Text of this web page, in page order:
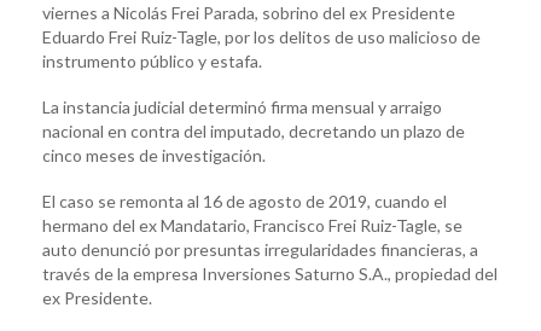
viernes a Nicolás Frei Parada, sobrino del ex Presidente
Eduardo Frei Ruiz-Tagle, por los delitos de uso malicioso de
instrumento público y estafa.
La instancia judicial determinó firma mensual y arraigo
nacional en contra del imputado, decretando un plazo de
cinco meses de investigación.
El caso se remonta al 16 de agosto de 2019, cuando el
hermano del ex Mandatario, Francisco Frei Ruiz-Tagle, se
auto denunció por presuntas irregularidades financieras, a
través de la empresa Inversiones Saturno S.A., propiedad del
ex Presidente.